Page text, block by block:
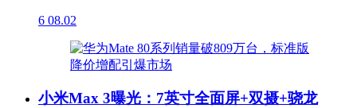
6 08.02
小米Max 3曝光：7英寸全面屏+双摄+骁龙